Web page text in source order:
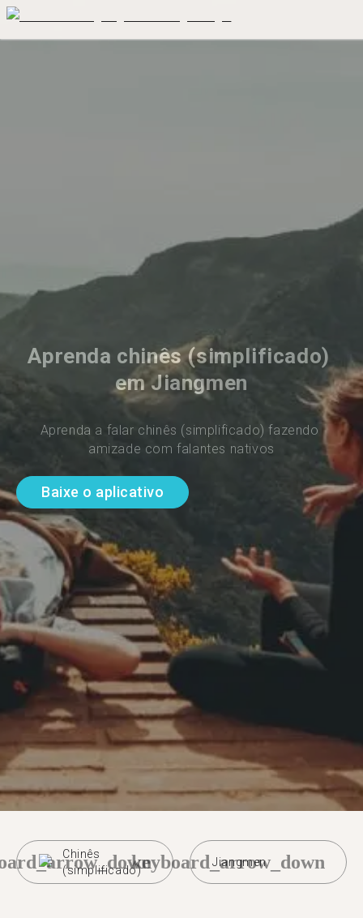
Aprenda chinês (simplificado)
em Jiangmen
Aprenda a falar chinês (simplificado) fazendo
amizade com falantes nativos
Baixe o aplicativo
Chinês
(simplificado)
Jiangmen
keyboard_arrow_down